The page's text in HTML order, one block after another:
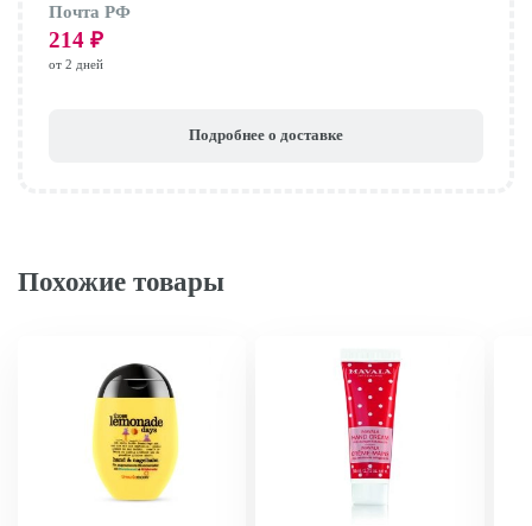
Почта РФ
214 ₽
от 2 дней
Подробнее о доставке
Похожие товары